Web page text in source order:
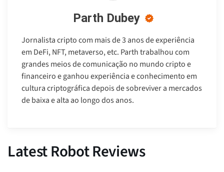
Parth Dubey
Jornalista cripto com mais de 3 anos de experiência
em DeFi, NFT, metaverso, etc. Parth trabalhou com
grandes meios de comunicação no mundo cripto e
financeiro e ganhou experiência e conhecimento em
cultura criptográfica depois de sobreviver a mercados
de baixa e alta ao longo dos anos.
Latest Robot Reviews